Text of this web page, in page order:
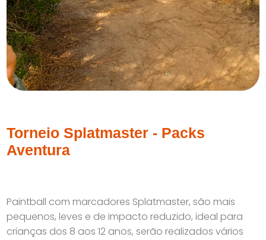
Torneio Splatmaster - Packs
Aventura
Paintball com marcadores Splatmaster, são mais
pequenos, leves e de impacto reduzido, ideal para
crianças dos 8 aos 12 anos, serão realizados vários